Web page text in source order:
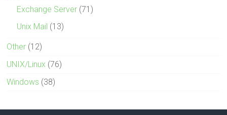
Exchange Server (71)
Unix Mail (13)
Other (12)
UNIX/Linux (76)
Windows (38)